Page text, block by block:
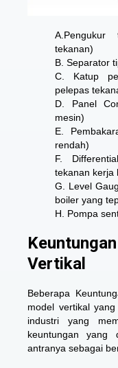
tekanan)
B. Separator
C. Katup
pelepas
D. Panel
mesin)
E.
rendah)
F.
tekanan kerja
G. Level
boiler yang
H. Pompa
Vertikal
Beberapa
model vertikal
industri yang
keuntungan
antranya sebagai